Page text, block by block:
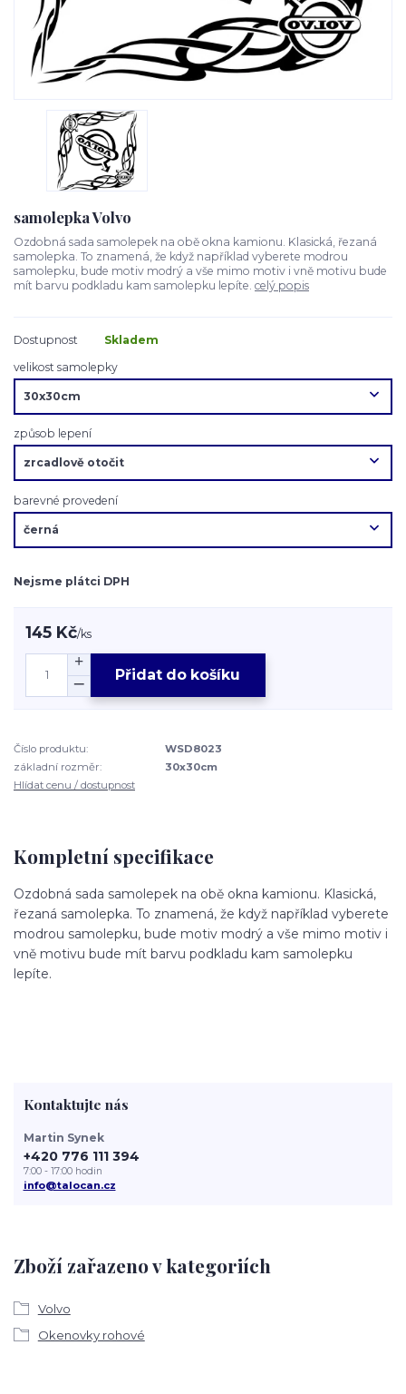
samolepka Volvo
Ozdobná sada samolepek na obě okna kamionu. Klasická, řezaná
samolepka. To znamená, že když například vyberete modrou
samolepku, bude motiv modrý a vše mimo motiv i vně motivu bude
mít barvu podkladu kam samolepku lepíte. celý popis
Dostupnost
Skladem
velikost samolepky
způsob lepení
barevné provedení
Nejsme plátci DPH
145 Kč/ks
Přidat do košíku
Číslo produktu:
WSD8023
základní rozměr:
30x30cm
Hlídat cenu / dostupnost
Kompletní specifikace
Ozdobná sada samolepek na obě okna kamionu. Klasická,
řezaná samolepka. To znamená, že když například vyberete
modrou samolepku, bude motiv modrý a vše mimo motiv i
vně motivu bude mít barvu podkladu kam samolepku
lepíte.
Zboží zařazeno v kategoriích
Volvo
Okenovky rohové
Kontaktujte nás
Martin Synek
+420 776 111 394
7:00 - 17:00 hodin
info@talocan.cz